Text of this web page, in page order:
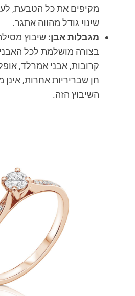
מקיפים את כל הטבעת,
שינוי גודל מהווה אתגר.
מגבלות אבן: שיבוץ
בצורה מושלמת לכל
קרובות, אבני אמרלד,
חן שבריריות אחרות, אינן
השיבוץ הזה.